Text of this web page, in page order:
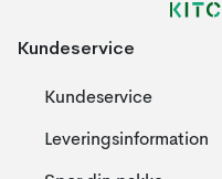
Kundeservice
Kundeservice
Leveringsinformation